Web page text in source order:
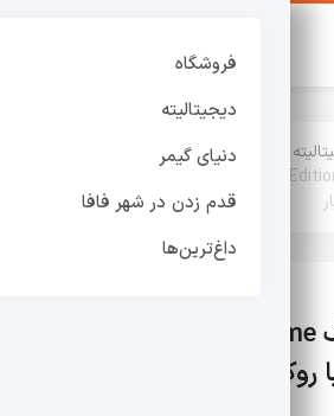
فروشگاه
دیجیتالیته
دنیای گیمر
قدم زدن در شهر فافا
داغ‌ترین‌ها
موس گیمینگ ROG Harpe II Extreme